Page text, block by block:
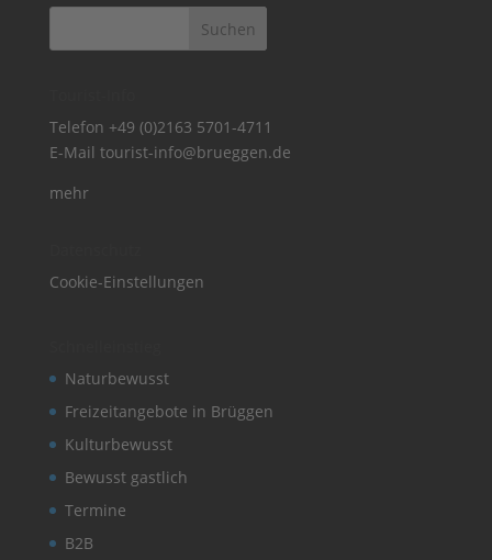
Telefon +49 (0)2163 5701-4711
E-Mail tourist-info@brueggen.de
mehr
Cookie-Einstellungen
Naturbewusst
Freizeitangebote in Brüggen
Kulturbewusst
Bewusst gastlich
Termine
B2B